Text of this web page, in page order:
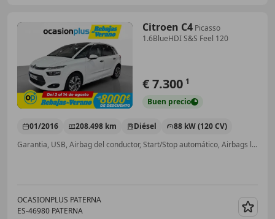
Citroen C4 Picasso
1.6BlueHDI S&S Feel 120
€ 7.300 1
Buen precio
01/2016 208.498 km Diésel
88 kW (120 CV)
Garantia, USB, Airbag del conductor, Start/Stop automático, Airbags laterales, Control de tracción, Airbag acompañante, Faros antiniebla
OCASIONPLUS PATERNA
ES-46980 PATERNA